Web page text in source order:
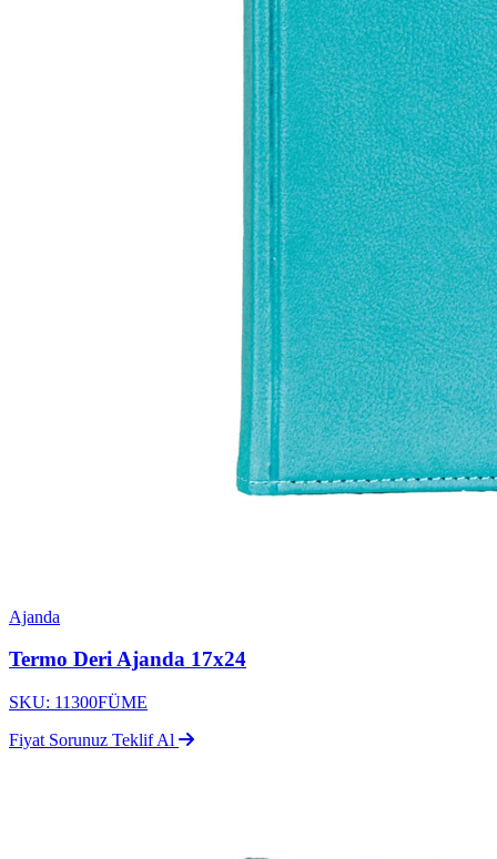
Ajanda
Termo Deri Ajanda 17x24
SKU: 11300FÜME
Fiyat Sorunuz Teklif Al